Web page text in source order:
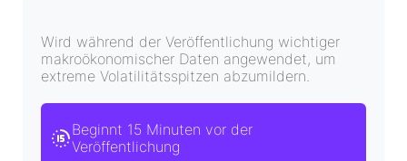
Wird während der Veröffentlichung wichtiger
makroökonomischer Daten angewendet, um
extreme Volatilitätsspitzen abzumildern.
Beginnt 15 Minuten vor der
Veröffentlichung